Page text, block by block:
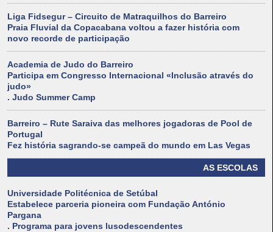
Liga Fidsegur – Circuito de Matraquilhos do Barreiro
Praia Fluvial da Copacabana voltou a fazer história com
novo recorde de participação
Academia de Judo do Barreiro
Participa em Congresso Internacional «Inclusão através do
judo»
. Judo Summer Camp
Barreiro – Rute Saraiva das melhores jogadoras de Pool de
Portugal
Fez história sagrando-se campeã do mundo em Las Vegas
AS ESCOLAS
Universidade Politécnica de Setúbal
Estabelece parceria pioneira com Fundação António
Pargana
. Programa para jovens lusodescendentes